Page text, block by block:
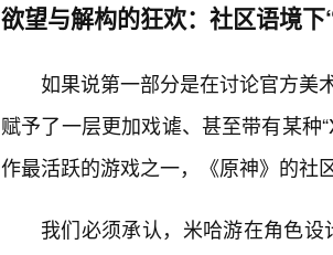
欲望与解构的狂欢：社区语境
如果说第一部分是在讨论官方美
赋予了一层更加戏谑、甚至带有某种
作最活跃的游戏之一，《原神》的社
我们必须承认，米哈游在角色设